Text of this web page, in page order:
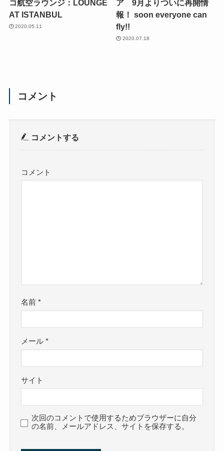
コ航空ラウンジ：LOUNGE
AT ISTANBUL
2020.05.11
ア 9月よりついに再開情
報！ soon everyone can
fly!!
2020.07.18
コメント
コメントする
コメント
名前*
メール*
サイト
次回のコメントで使用するためブラウザーに自分
の名前、メールアドレス、サイトを保存する。